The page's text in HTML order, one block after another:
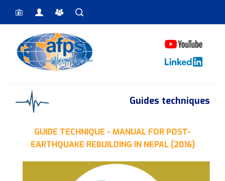
Vous êtes ici Guides techniques
GUIDE TECHNIQUE - MANUAL FOR POST-
EARTHQUAKE REBUILDING IN NEPAL (2016)